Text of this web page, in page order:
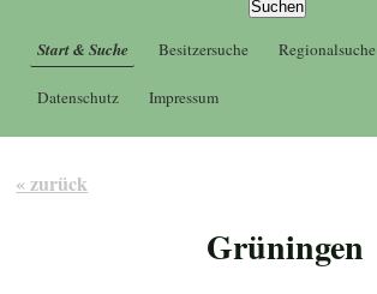
Start & Suche Besitzersuche Regionalsuche
Datenschutz Impressum
« zurück
Grüningen